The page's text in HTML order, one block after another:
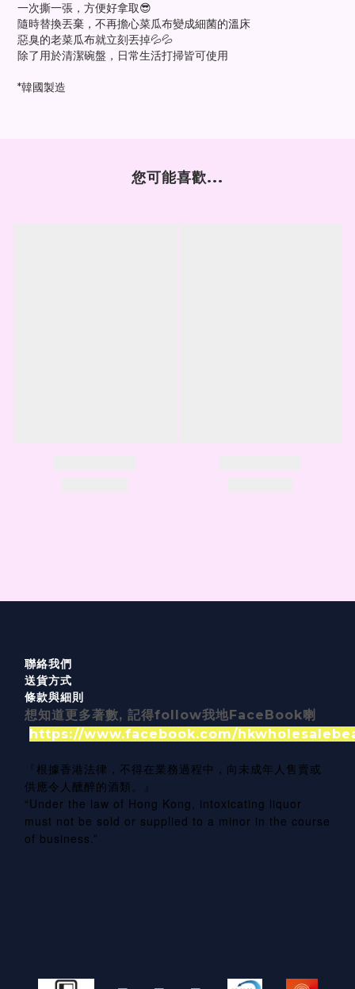
一次撕一張，方便好拿取😎
隨時替換丟棄，不再擔心菜瓜布變成細菌的溫床
惡臭的老菜瓜布就立刻丟掉💦💦
除了用於清潔碗盤，日常生活打掃皆可使用
*韓國製造
您可能喜歡...
聯絡我們
送貨方式
條款與細則
想知道更多著數, 記得follow我地FaceBook喇
https://www.facebook.com/
『根據香港法律，不得在業務過程中，向未成年人售賣或
供應令人醺醉的酒類。』
“Under the law of Hong Kong, intoxicating liquor
must not be sold or supplied to a minor in the course
of business.”